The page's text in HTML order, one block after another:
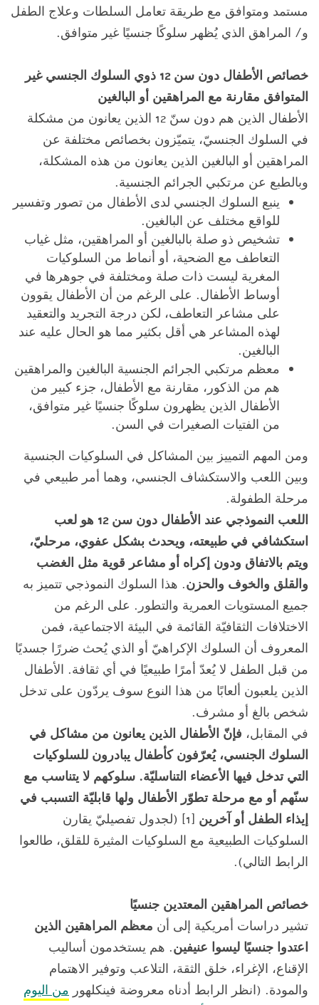
مستمد ومتوافق مع طريقة تعامل السلطات وعلاج الطفل
و/ المراهق الذي يُظهر سلوكًا جنسيًا غير متوافق.
خصائص الأطفال دون سن 12 ذوي السلوك الجنسي غير
المتوافق مقارنة مع المراهقين أو البالغين
الأطفال الذين هم دون سنّ 12 الذين يعانون من مشكلة
في السلوك الجنسيّ، يتميّزون بخصائص مختلفة عن
المراهقين أو البالغين الذين يعانون من هذه المشكلة،
وبالطبع عن مرتكبي الجرائم الجنسية.
ينبع السلوك الجنسي لدى الأطفال من تصور وتفسير
للواقع مختلف عن البالغين.
تشخيص ذو صلة بالبالغين أو المراهقين، مثل غياب
التعاطف مع الضحية، أو أنماط من السلوكيات
المغرية ليست ذات صلة ومختلفة في جوهرها في
أوساط الأطفال. على الرغم من أن الأطفال يقوون
على مشاعر التعاطف، لكن درجة التجريد والتعقيد
لهذه المشاعر هي أقل بكثير مما هو الحال عليه عند
البالغين.
معظم مرتكبي الجرائم الجنسية البالغين والمراهقين
هم من الذكور، مقارنة مع الأطفال، جزء كبير من
الأطفال الذين يظهرون سلوكًا جنسيًا غير متوافق،
من الفتيات الصغيرات في السن.
ومن المهم التمييز بين المشاكل في السلوكيات الجنسية
وبين اللعب والاستكشاف الجنسي، وهما أمر طبيعي في
مرحلة الطفولة.
اللعب النموذجي عند الأطفال دون سن 12 هو لعب
استكشافي في طبيعته، ويحدث بشكل عفوي، مرحليّ،
ويتم بالاتفاق ودون إكراه أو مشاعر قوية مثل الغضب
والقلق والخوف والحزن. هذا السلوك النموذجي تتميز به
جميع المستويات العمرية والتطور. على الرغم من
الاختلافات الثقافيّة القائمة في البيئة الاجتماعية، فمن
المعروف أن السلوك الإكراهيّ أو الذي يُحث ضررًا جسديًا
من قبل الطفل لا يُعدّ أمرًا طبيعيًا في أي ثقافة. الأطفال
الذين يلعبون ألعابًا من هذا النوع سوف يردّون على تدخل
شخص بالغ أو مشرف.
في المقابل، فإنّ الأطفال الذين يعانون من مشاكل في
السلوك الجنسي، يُعرّفون كأطفال يبادرون للسلوكيات
التي تدخل فيها الأعضاء التناسليّة. سلوكهم لا يتناسب مع
سنّهم أو مع مرحلة تطوّر الأطفال ولها قابليّة التسبب في
إيذاء الطفل أو آخرين
[1] (لجدول تفصيليّ يقارن
السلوكيات الطبيعية مع السلوكيات المثيرة للقلق، طالعوا
الرابط التالي).
خصائص المراهقين المعتدين جنسيًا
تشير دراسات أمريكية إلى أن معظم المراهقين الذين
اعتدوا جنسيًا ليسوا عنيفين. هم يستخدمون أساليب
الإقناع، الإغراء، خلق الثقة، التلاعب وتوفير الاهتمام
والمودة. (انظر الرابط أدناه معروضة فينكلهور من اليوم